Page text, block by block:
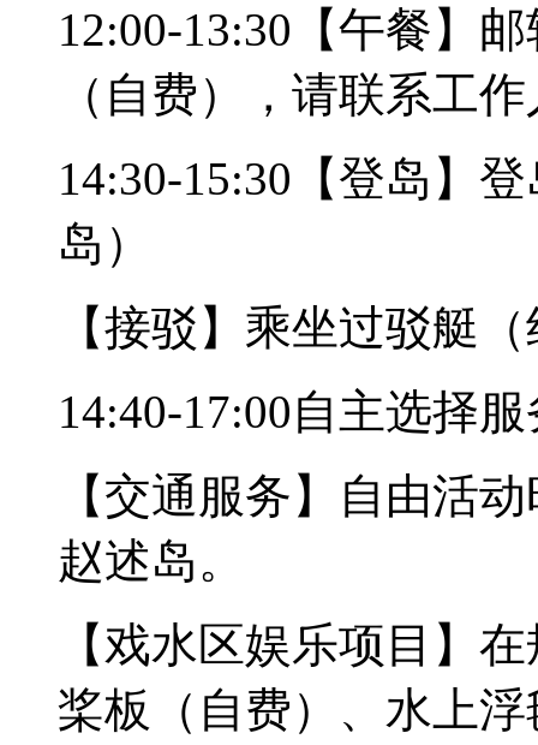
12:00-13:30【午餐】
（自费），请联系工
14:30-15:30【登岛】
岛）
【接驳】乘坐过驳艇
14:40-17:00自主选择服
【交通服务】自由活
赵述岛。
【戏水区娱乐项目】
桨板（自费）、水上